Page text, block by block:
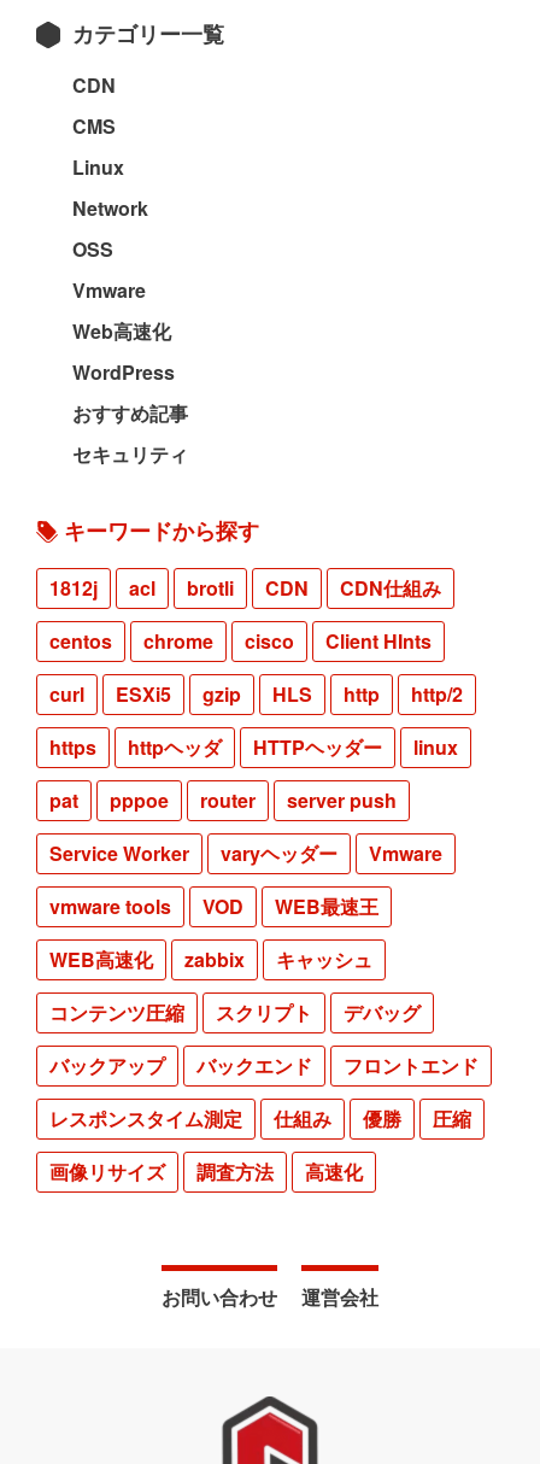
ド カテゴリー一覧
CDN
CMS
Linux
Network
OSS
Vmware
Web高速化
WordPress
おすすめ記事
セキュリティ
キーワードから探す
1812j acl brotli CDN
CDN仕組み
centos
chrome cisco
Client HInts
curl
ESXi5 gzip HLS http
http/2
https
httpヘッダ HTTPヘッダー
linux
pat
pppoe router
server push
Service Worker
varyヘッダー
Vmware
vmware tools
VOD
WEB最速王
WEB高速化
zabbix
キャッシュ
コンテンツ圧縮
スクリプト
デバッグ
バックアップ
バックエンド
フロントエンド
レスポンスタイム測定
仕組み 優勝
圧縮
画像リサイズ
調査方法 高速化
お問い合わせ 運営会社